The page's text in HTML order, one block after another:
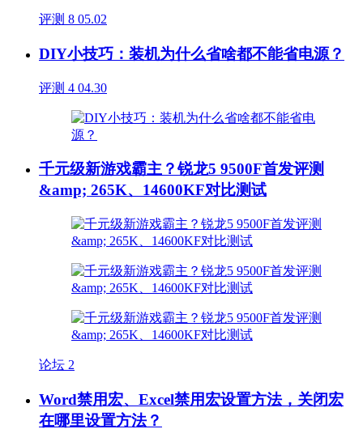
评测 8 05.02
DIY小技巧：装机为什么省啥都不能省电源？
评测 4 04.30
千元级新游戏霸主？锐龙5 9500F首发评测
&amp; 265K、14600KF对比测试
论坛 2
Word禁用宏、Excel禁用宏设置方法，关闭宏
在哪里设置方法？